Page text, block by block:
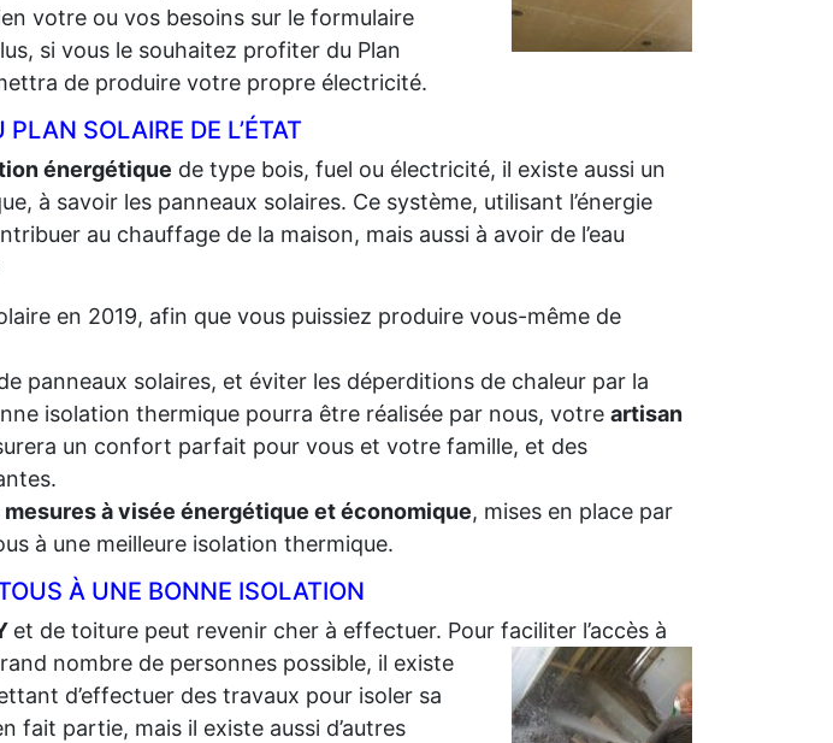
votre ou vos besoins sur le formulaire
si vous le souhaitez profiter du Plan
de produire votre propre électricité.
SOLAIRE DE L’ÉTAT
énergétique de type bois, fuel ou électricité, il existe aussi un
à savoir les panneaux solaires. Ce système, utilisant l’énergie
au chauffage de la maison, mais aussi à avoir de l’eau
en 2019, afin que vous puissiez produire vous-même de
panneaux solaires, et éviter les déperditions de chaleur par la
isolation thermique pourra être réalisée par nous, votre artisan
un confort parfait pour vous et votre famille, et des
à visée énergétique et économique, mises en place par
à une meilleure isolation thermique.
À UNE BONNE ISOLATION
et de toiture peut revenir cher à effectuer. Pour faciliter l’accès à
nombre de personnes possible, il existe
d’effectuer des travaux pour isoler sa
fait partie, mais il existe aussi d’autres